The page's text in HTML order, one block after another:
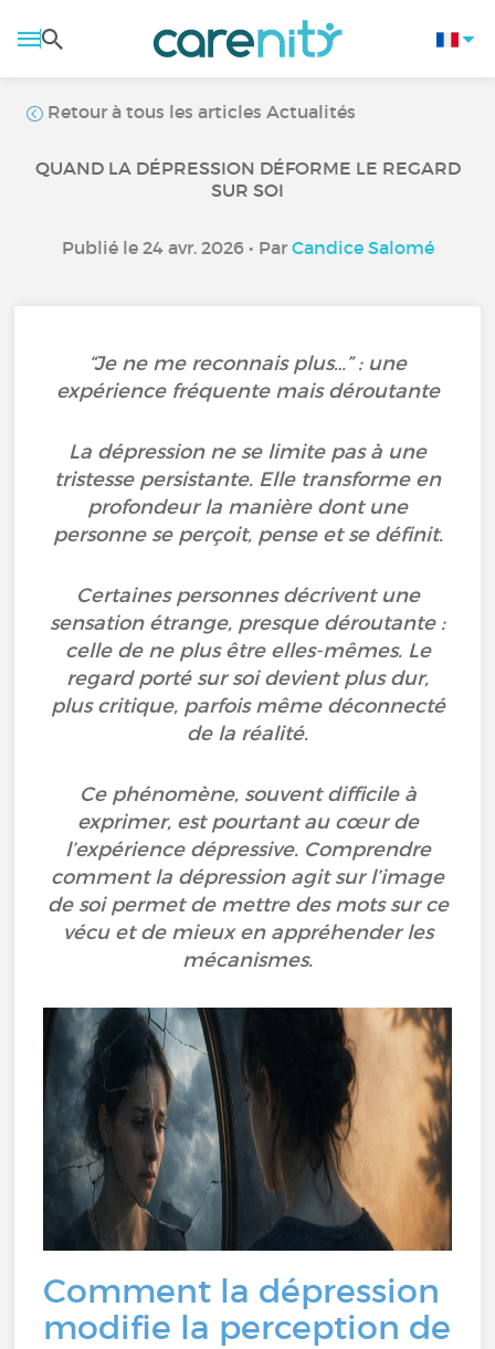
Retour à tous les articles Actualités
QUAND LA DÉPRESSION DÉFORME LE REGARD
SUR SOI
Publié le 24 avr. 2026 • Par Candice Salomé
“Je ne me reconnais plus…” : une
expérience fréquente mais déroutante
La dépression ne se limite pas à une
tristesse persistante. Elle transforme en
profondeur la manière dont une
personne se perçoit, pense et se définit.
Certaines personnes décrivent une
sensation étrange, presque déroutante :
celle de ne plus être elles-mêmes. Le
regard porté sur soi devient plus dur,
plus critique, parfois même déconnecté
de la réalité.
Ce phénomène, souvent difficile à
exprimer, est pourtant au cœur de
l’expérience dépressive. Comprendre
comment la dépression agit sur l’image
de soi permet de mettre des mots sur ce
vécu et de mieux en appréhender les
mécanismes.
Comment la dépression
modifie la perception de